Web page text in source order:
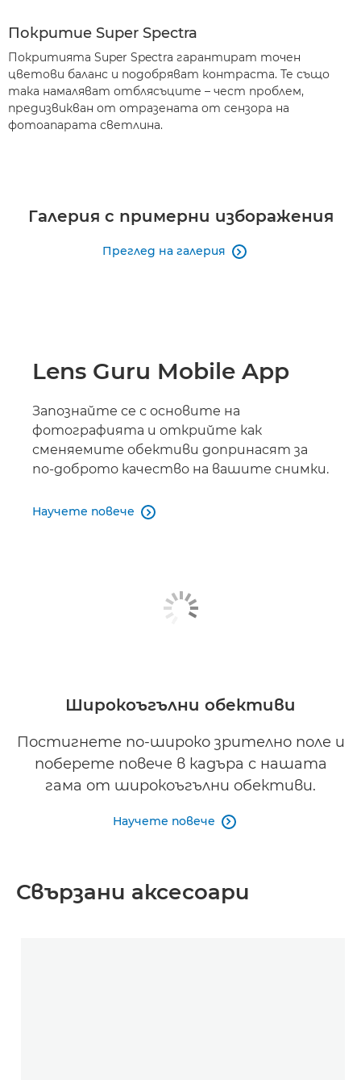
Покритие Super Spectra
Покритията Super Spectra гарантират точен
цветови баланс и подобряват контраста. Те също
така намаляват отблясъците – чест проблем,
предизвикван от отразената от сензора на
фотоапарата светлина.
Галерия с примерни изборажения
Преглед на галерия 
Lens Guru Mobile App
Запознайте се с основите на
фотографията и открийте как
сменяемите обективи допринасят за
по-доброто качество на вашите снимки.
Научете повече 
Широкоъгълни обективи
Постигнете по-широко зрително поле и
поберете повече в кадъра с нашата
гама от широкоъгълни обективи.
Научете повече 
Свързани аксесоари